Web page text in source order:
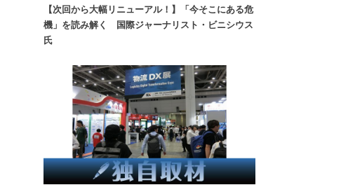
【次回から大幅リニューアル！】「今そこにある危
機」を読み解く 国際ジャーナリスト・ビニシウス
氏